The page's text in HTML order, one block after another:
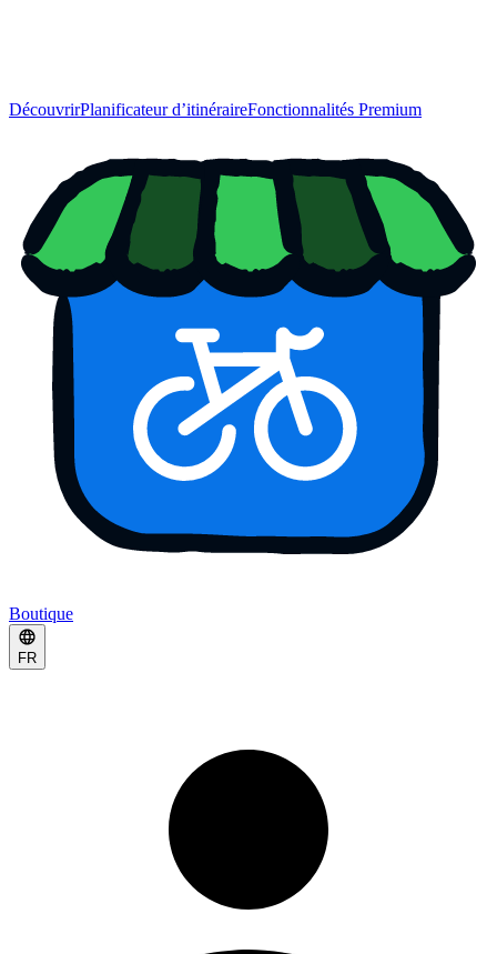
DécouvrirPlanificateur d’itinéraireFonctionnalités Premium
Boutique
FR